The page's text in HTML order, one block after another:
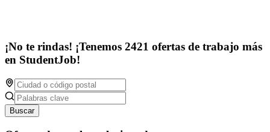
¡No te rindas! ¡Tenemos 2421 ofertas de trabajo más
en StudentJob!
Buscar